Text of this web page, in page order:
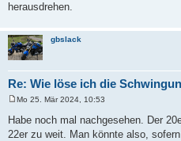
herausdrehen.
gbslack
Re: Wie löse ich die
e
i
t
Mo 25. Mär 2024, 10:53
Habe noch mal nachgesehen. Der
22er zu weit. Man könnte also,